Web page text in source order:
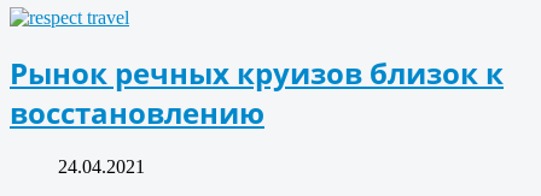
Рынок речных круизов близок к
восстановлению
24.04.2021